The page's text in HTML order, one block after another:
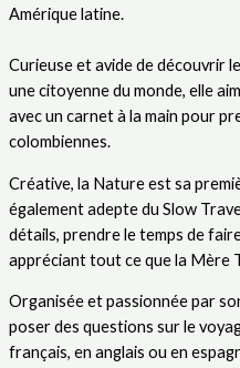
Amérique latine.
Curieuse et avide de découvrir
une citoyenne du monde, elle
avec un carnet à la main pour
colombiennes.
Créative, la Nature est sa
également adepte du Slow
détails, prendre le temps de
appréciant tout ce que la Mère
Organisée et passionnée par
poser des questions sur le
français, en anglais ou en